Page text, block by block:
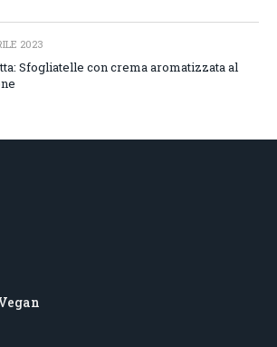
2023
Sfogliatelle con crema aromatizzata al